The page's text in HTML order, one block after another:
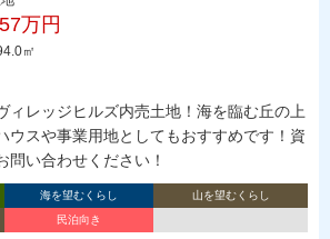
万円
㎡
ィレッジヒルズ内売土地！海を臨む丘の上
ウスや事業用地としてもおすすめです！資
問い合わせください！
海を望むくらし
山を望むくらし
民泊向き